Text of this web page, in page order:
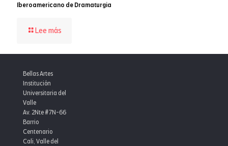
Iberoamericano de Dramaturgia
Lee más
Punto:
Encuentro
de
Bellas Artes
Institución
Universitaria del
Valle
Av. 2Nte #7N-66
Barrio
Centenario
Cali, Valle del